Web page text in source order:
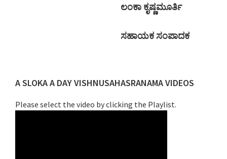
ಲಂಕಾ ಕೃಷ್ಣಮೂರ್ತಿ
ಸಹಾಯಕ ಸಂಪಾದಕ
Primary
Sidebar
A SLOKA A DAY VISHNUSAHASRANAMA VIDEOS
Please select the video by clicking the Playlist.